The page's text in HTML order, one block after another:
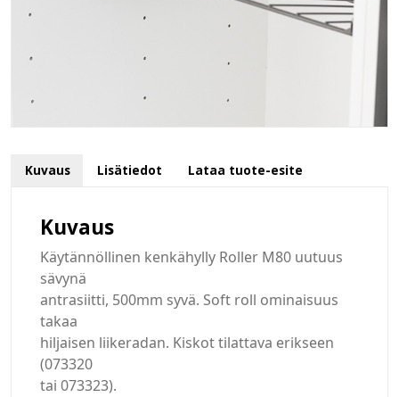
Kuvaus Lisätiedot Lataa tuote-esite
Kuvaus
Käytännöllinen kenkähylly Roller M80 uutuus
sävynä
antrasiitti, 500mm syvä. Soft roll ominaisuus
takaa
hiljaisen liikeradan. Kiskot tilattava erikseen
(073320
tai 073323).